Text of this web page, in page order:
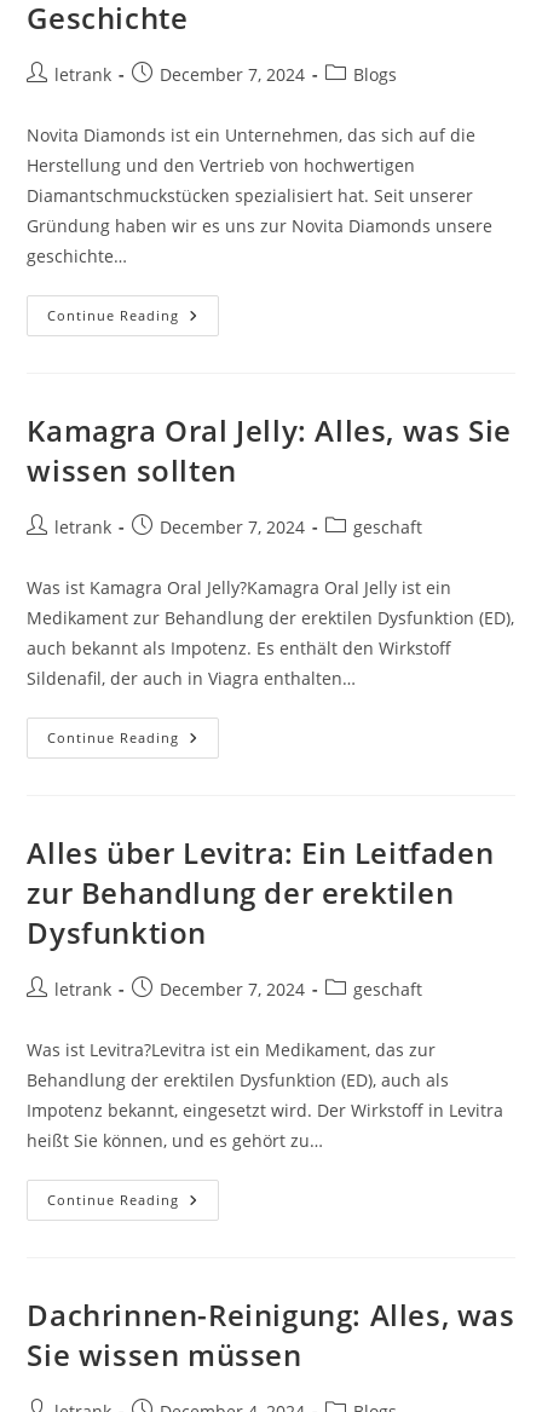
Geschichte
Postletrank
PostDecember 7, 2024
PostBlogs
Novita Diamonds ist ein Unternehmen, das sich auf die
Herstellung und den Vertrieb von hochwertigen
Diamantschmuckstücken spezialisiert hat. Seit unserer
Gründung haben wir es uns zur Novita Diamonds unsere
geschichte…
Continue Reading Novita
Diamonds
Kamagra Oral Jelly: Alles, was Sie
wissen sollten
Postletrank
PostDecember 7, 2024
Postgeschaft
Was ist Kamagra Oral Jelly?Kamagra Oral Jelly ist ein
Medikament zur Behandlung der erektilen Dysfunktion (ED),
auch bekannt als Impotenz. Es enthält den Wirkstoff
Sildenafil, der auch in Viagra enthalten…
Continue Reading Kamagra
Oral
Wissen
Sollten
Alles über Levitra: Ein Leitfaden
zur Behandlung der erektilen
Dysfunktion
Postletrank
PostDecember 7, 2024
Postgeschaft
Was ist Levitra?Levitra ist ein Medikament, das zur
Behandlung der erektilen Dysfunktion (ED), auch als
Impotenz bekannt, eingesetzt wird. Der Wirkstoff in Levitra
heißt Sie können, und es gehört zu…
Continue Reading Alles
Über
Behandlung
Der
Dysfunktion
Dachrinnen-Reinigung: Alles, was
Sie wissen müssen